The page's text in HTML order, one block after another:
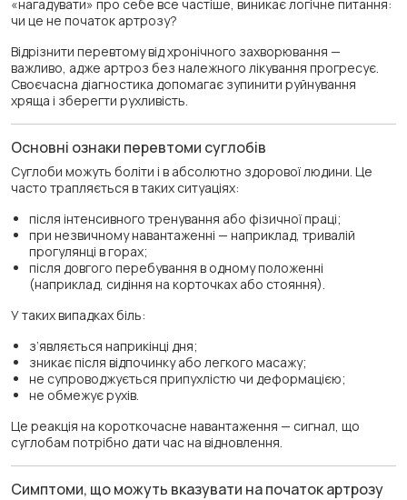
«нагадувати» про себе все частіше, виникає логічне питання:
чи це не початок артрозу?
Відрізнити перевтому від хронічного захворювання —
важливо, адже артроз без належного лікування прогресує.
Своєчасна діагностика допомагає зупинити руйнування
хряща і зберегти рухливість.
Основні ознаки перевтоми суглобів
Суглоби можуть боліти і в абсолютно здорової людини. Це
часто трапляється в таких ситуаціях:
після інтенсивного тренування або фізичної праці;
при незвичному навантаженні — наприклад, тривалій
прогулянці в горах;
після довгого перебування в одному положенні
(наприклад, сидіння на корточках або стояння).
У таких випадках біль:
з’являється наприкінці дня;
зникає після відпочинку або легкого масажу;
не супроводжується припухлістю чи деформацією;
не обмежує рухів.
Це реакція на короткочасне навантаження — сигнал, що
суглобам потрібно дати час на відновлення.
Симптоми, що можуть вказувати на початок артрозу